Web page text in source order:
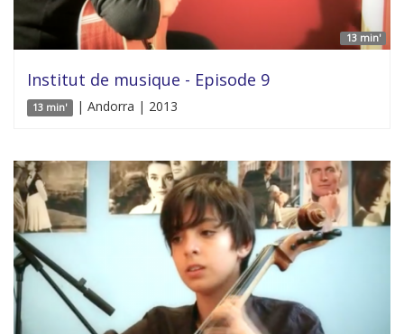
13 min'
Institut de musique - Episode 9
13 min' | Andorra | 2013